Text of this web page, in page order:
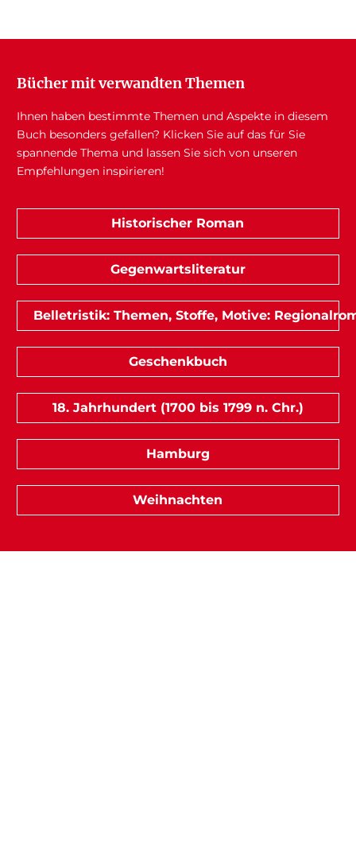
Bücher mit verwandten Themen
Ihnen haben bestimmte Themen und Aspekte in diesem
Buch besonders gefallen? Klicken Sie auf das für Sie
spannende Thema und lassen Sie sich von unseren
Empfehlungen inspirieren!
Historischer Roman
Gegenwartsliteratur
Belletristik: Themen, Stoffe, Motive:
Geschenkbuch
18. Jahrhundert (1700 bis 1799 n. Chr.)
Hamburg
Weihnachten